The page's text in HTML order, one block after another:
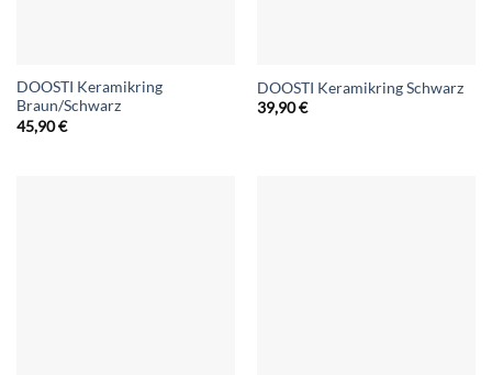
DOOSTI Keramikring
Braun/Schwarz
45,90€
DOOSTI Keramikring Schwarz
39,90€